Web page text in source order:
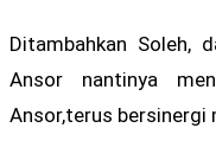
Ditambahkan Soleh,
Ansor nantinya
Ansor,terus bersinergi